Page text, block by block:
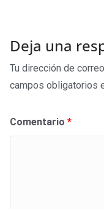
Deja una
Tu dirección de
campos obligatorios
Comentario *